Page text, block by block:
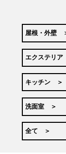
屋根・外壁
エクステリ
キッチン ＞
洗面室 ＞
全て ＞